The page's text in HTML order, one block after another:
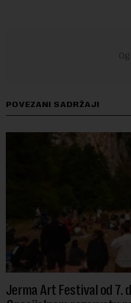
POVEZANI SADRŽAJI
Jerma Art Festival od 7.